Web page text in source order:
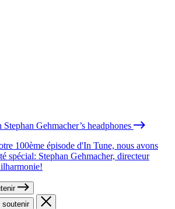
Gehmacher’s headphones
100ème épisode d'In Tune, nous avons
spécial: Stephan Gehmacher, directeur
soutenir